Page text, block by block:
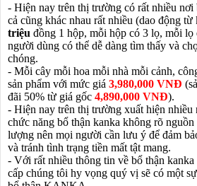
- Hiện nay trên thị trường có rất nhiều nơi
cả cũng khác nhau rất nhiều (dao động từ
triệu đồng 1 hộp, mỗi hộp có 3 lọ, mỗi
người dùng có thể dễ dàng tìm thấy và
chóng.
- Mỗi cây mỗi hoa mỗi nhà mỗi cảnh,
sản phẩm với mức giá 3,980,000 VNĐ
đãi 50% từ giá gốc 4,890,000 VNĐ).
- Hiện nay trên thị trường xuất hiện nhiều
chức năng bổ thận kanka không rõ
lượng nên mọi người cần lưu ý để đảm
và tránh tình trạng tiền mất tật mang.
- Với rất nhiều thông tin về bổ thận
cấp chúng tôi hy vọng quý vị sẽ có một